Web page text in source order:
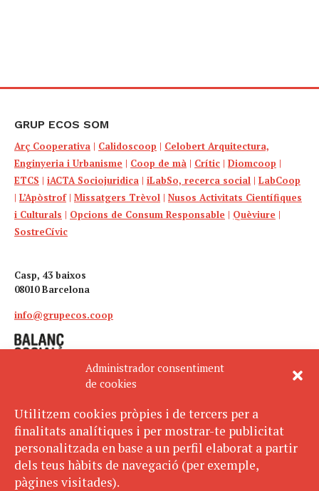
Administrador consentiment
de cookies
Utilitzem cookies pròpies i de tercers per a
finalitats analítiques i per mostrar-te publicitat
personalitzada en base a un perfil elaborat a partir
dels teus hàbits de navegació (per exemple,
pàgines visitades).
GRUP ECOS SOM
Arç Cooperativa | Calidoscoop | Celobert Arquitectura,
Enginyeria i Urbanisme | Coop de mà | Crític | Diomcoop |
ETCS | iACTA Sociojuridica | iLabSo, recerca social | LabCoop
| L’Apòstrof| Missatgers Trèvol | Nusos Activitats Científiques
i Culturals | Opcions de Consum Responsable | Quèviure |
SostreCívic
Casp, 43 baixos
08010 Barcelona
info@grupecos.coop
Avís legal
Política de privacitat
Política de cookies
SUBSCRIU-TE
AL BUTLLETÍ